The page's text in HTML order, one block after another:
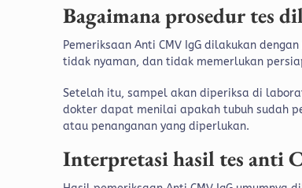
Bagaimana prosedur tes
Pemeriksaan Anti CMV IgG dilakukan
tidak nyaman, dan tidak memerlukan
Setelah itu, sampel akan diperiksa di
dokter dapat menilai apakah tubuh sudah
atau penanganan yang diperlukan.
Interpretasi hasil tes anti